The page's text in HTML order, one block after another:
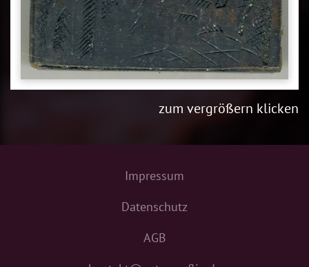
zum vergrößern klicken
Impressum
Datenschutz
AGB